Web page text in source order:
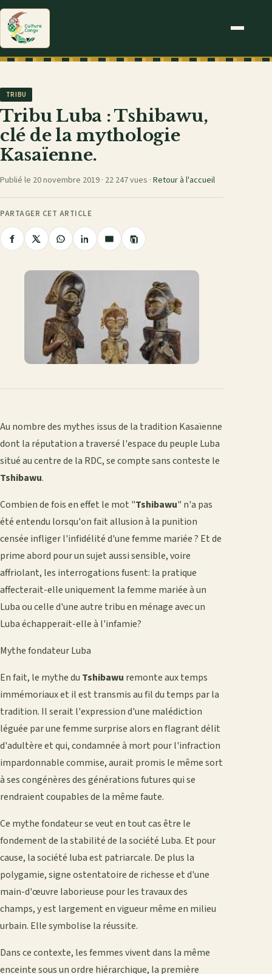
TRIBU
Tribu Luba : Tshibawu,
clé de la mythologie
Kasaïenne.
Publié le 20 novembre 2019 · 22 247 vues · Retour à l'accueil
PARTAGER CET ARTICLE
Partager
Facebook
PartagerPartager
WhatsApp
PartagerPartager
Copier
le
Au nombre des mythes issus de la tradition Kasaïenne
dont la réputation a traversé l'espace du peuple Luba
situé au centre de la RDC, se compte sans conteste le
Tshibawu.
Combien de fois en effet le mot "Tshibawu" n'a pas
été entendu lorsqu'on fait allusion à la punition
censée infliger l'infidélité d'une femme mariée ? Et de
prime abord pour un sujet aussi sensible, voire
affriolant, les interrogations fusent: la pratique
affecterait-elle uniquement la femme mariée à un
Luba ou celle d'une autre tribu en ménage avec un
Luba échapperait-elle à l'infamie?
Mythe fondateur Luba
En fait, le mythe du Tshibawu remonte aux temps
immémoriaux et il est transmis au fil du temps par la
tradition. Il serait l'expression d'une malédiction
léguée par une femme surprise alors en flagrant délit
d'adultère et qui, condamnée à mort pour l'infraction
impardonnable commise, aurait promis le même sort
à ses congénères des générations futures qui se
rendraient coupables de la même faute.
Ce mythe fondateur se veut en tout cas être le
fondement de la stabilité de la société Luba. Et pour
cause, la société luba est patriarcale. De plus la
polygamie, signe ostentatoire de richesse et d'une
main-d'œuvre laborieuse pour les travaux des
champs, y est largement en vigueur même en milieu
urbain. Elle symbolise la réussite.
Dans ce contexte, les femmes vivent dans la même
enceinte sous un ordre hiérarchique, la première